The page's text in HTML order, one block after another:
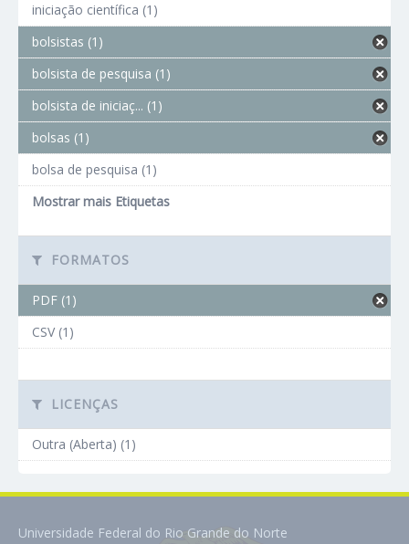
iniciação científica (1)
bolsistas (1)
bolsista de pesquisa (1)
bolsista de iniciaç... (1)
bolsas (1)
bolsa de pesquisa (1)
Mostrar mais Etiquetas
FORMATOS
PDF (1)
CSV (1)
LICENÇAS
Outra (Aberta) (1)
Universidade Federal do Rio Grande do Norte